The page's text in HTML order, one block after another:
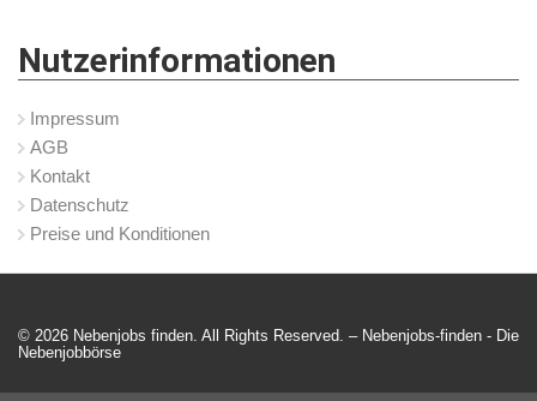
Nutzerinformationen
Impressum
AGB
Kontakt
Datenschutz
Preise und Konditionen
© 2026 Nebenjobs finden. All Rights Reserved. – Nebenjobs-finden - Die
Nebenjobbörse